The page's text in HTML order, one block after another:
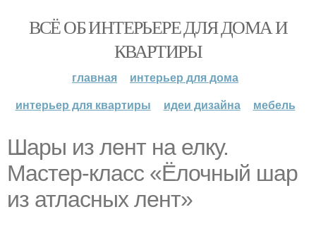
ВСЁ ОБ ИНТЕРЬЕРЕ ДЛЯ ДОМА И
КВАРТИРЫ
главная
интерьер для дома
интерьер для квартиры
идеи дизайна мебель
Шары из лент на елку.
Мастер-класс «Ёлочный шар
из атласных лент»